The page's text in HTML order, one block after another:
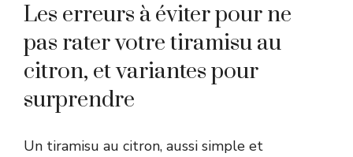
Les erreurs à éviter pour ne
pas rater votre tiramisu au
citron, et variantes pour
surprendre
Un tiramisu au citron, aussi simple et